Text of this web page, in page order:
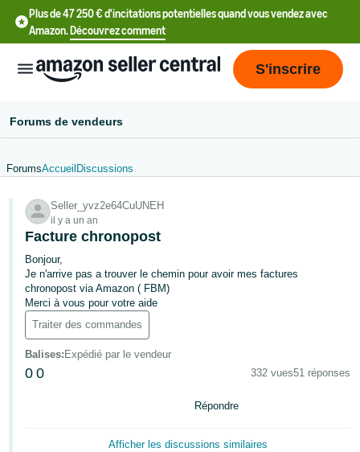
Plus de 47 250 € d'incitations potentielles quand vous vendez avec
Amazon.Découvrez comment
文
-
CN
中
文
-
TW
Deutsch
S'inscrire
Forums de vendeurs
ForumsAccueil Discussions
Seller_yvz2e64CuUNEH
il y a un an
Facture chronopost
Bonjour,
Je n'arrive pas a trouver le chemin pour avoir mes factures
chronopost via Amazon ( FBM)
Merci à vous pour votre aide
Traiter des commandes
Balises: Expédié par le vendeur
0 0 332 vues51 réponses
Répondre
Afficher les discussions similaires